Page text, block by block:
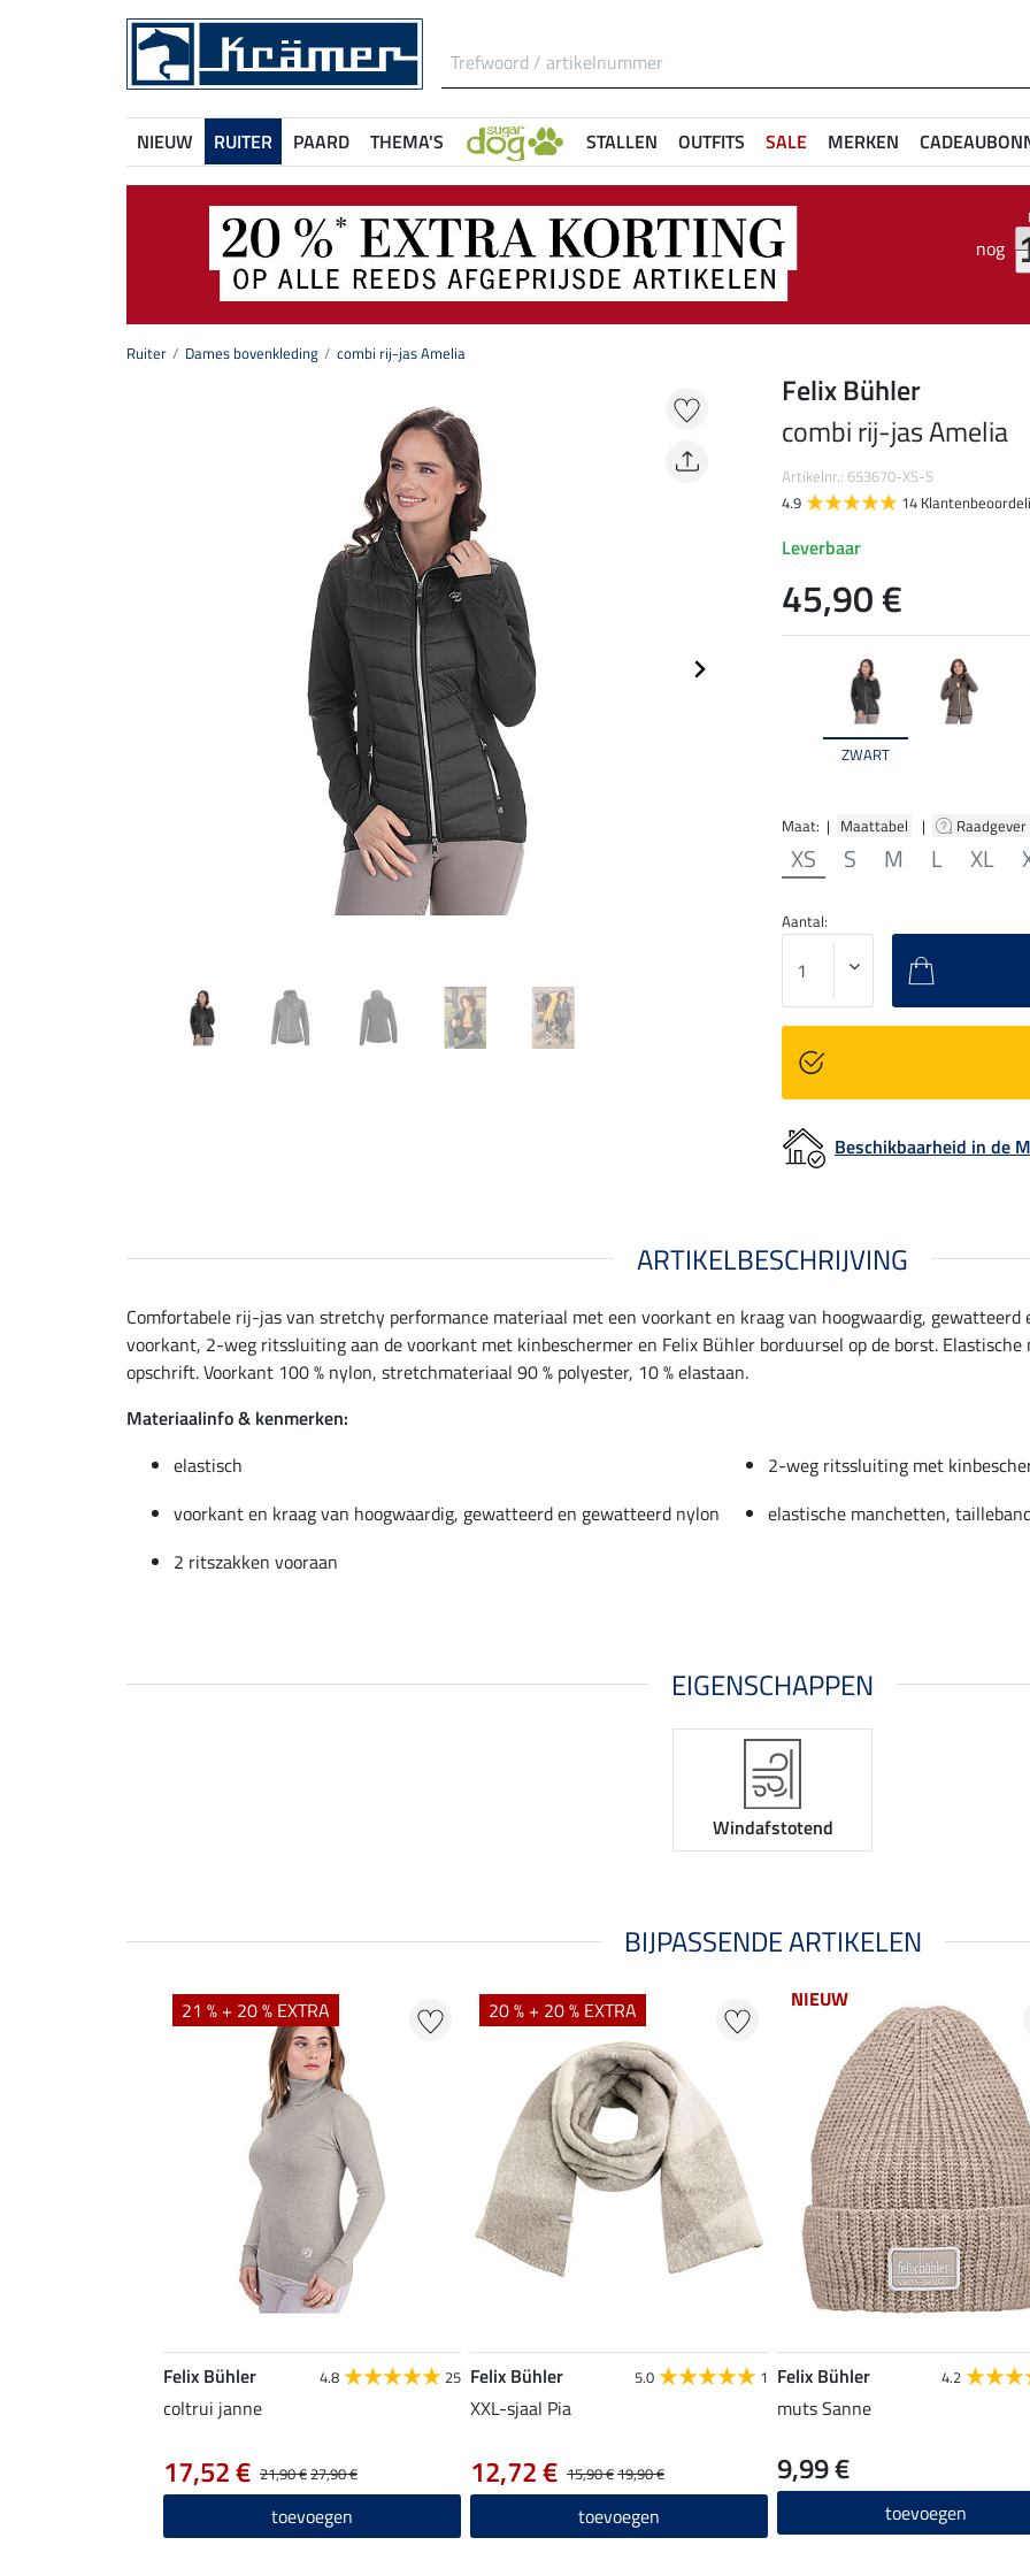
NIEUW RUITER PAARD THEMA'S STALLEN OUTFITS SALE MERKEN
nog
Ruiter Dames bovenkleding combi rij-jas Amelia
ZWART
Maat: | Maattabel | Raadgever
XS S M L XL
Felix Bühler
combi rij-jas Amelia
Artikelnr.: 653670-XS-S
4.9
14
Leverbaar
45,90 €
Aantal:
Beschikbaarheid in de
ARTIKELBESCHRIJVING
Comfortabele rij-jas van stretchy performance materiaal met een voorkant en kraag van hoogwaardig,
voorkant, 2-weg ritssluiting aan de voorkant met kinbeschermer en Felix Bühler borduursel op de borst.
opschrift. Voorkant 100 % nylon, stretchmateriaal 90 % polyester, 10 % elastaan.
Materiaalinfo & kenmerken:
elastisch
2-weg ritssluiting met
voorkant en kraag van hoogwaardig, gewatteerd en gewatteerd nylon
elastische manchetten,
2 ritszakken vooraan
EIGENSCHAPPEN
Windafstotend
BIJPASSENDE ARTIKELEN
21 % + 20 % EXTRA
Felix Bühler 4.8 25
coltrui janne
21,90 €27,90 €
17,52 €
toevoegen
20 % + 20 % EXTRA
Felix Bühler 5.0 1
XXL-sjaal Pia
15,90 €19,90 €
12,72 €
toevoegen
NIEUW
Felix Bühler 4.2
muts Sanne
9,99 €
toevoegen